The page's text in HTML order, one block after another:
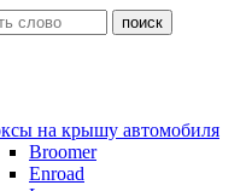
на крышу автомобиля
Broomer
Enroad